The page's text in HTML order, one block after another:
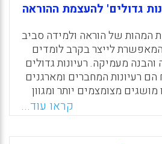
גדולים' להעצמת ההוראה
המהות של הוראה ולמידה סביב
המאפשרת לייצר בקרב לומדים
מעמיקה. רעיונות גדולים
הם רעיונות המחברים ומארגנים
מצומצמים יותר ומגוון
כאמירות עצמאיות,
המאפשרות למורה וללומד
שונות ולפתח הבנות עמיקות
קראו עוד...